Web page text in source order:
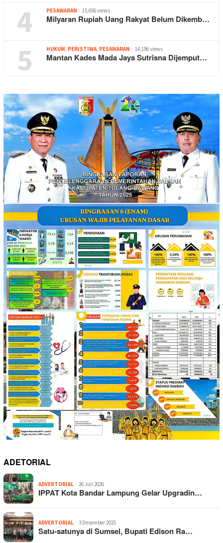
4 PESAWARAN 15,656 views
Milyaran Rupiah Uang Rakyat Belum Dikemb…
5 HUKUM, PERISTIWA, PESAWARAN 14,196 views
Mantan Kades Mada Jaya Sutrisna Dijemput…
ADETORIAL
ADVERTORIAL 26 Juli 2026
IPPAT Kota Bandar Lampung Gelar Upgradin…
ADVERTORIAL 3 Desember 2025
Satu-satunya di Sumsel, Bupati Edison Ra…